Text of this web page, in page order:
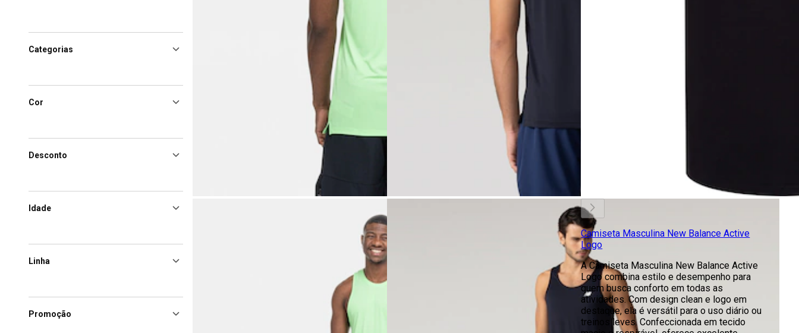
Categorias
Cor
Desconto
Idade
Linha
Promoção
Camiseta Masculina New Balance Active
Logo
A Camiseta Masculina New Balance Active
Logo combina estilo e desempenho para
quem busca conforto em todas as
atividades. Com design clean e logo em
destaque, ela é versátil para o uso diário ou
treinos leves. Confeccionada em tecido